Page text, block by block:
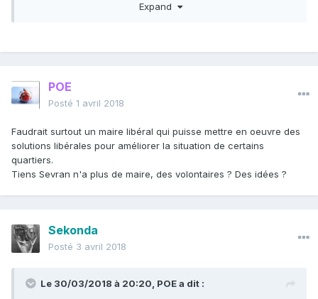
saloon, n’importe qui peut entrer et injecter de l’argent. Si on
wahhabbisme [un courant fondamentaliste de l'islam] que
https://www.buzzfeed.com/paulaveline/yassine-belatar-
meme-eric-zemmour-connait-mieux-le-coran?
origin=shp&utm_term=.aun6RQn5e#.jlMDwpzoQ
Expand
POE
Posté 1 avril 2018
Faudrait surtout un maire libéral qui puisse mettre en oeuvre des
solutions libérales pour améliorer la situation de certains
quartiers.
Tiens Sevran n'a plus de maire, des volontaires ? Des idées ?
Sekonda
Posté 3 avril 2018
Le 30/03/2018 à 20:20, POEa dit :